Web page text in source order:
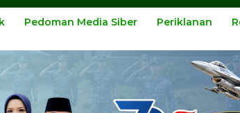
Pedoman Media Siber Periklanan